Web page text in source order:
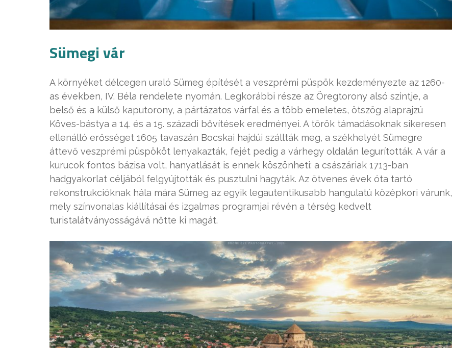
Sümegi vár
A környéket délcegen uraló Sümeg építését a veszprémi püspök kezdeményezte az 1260-
as években, IV. Béla rendelete nyomán. Legkorábbi része az Öregtorony alsó szintje, a
belső és a külső kaputorony, a pártázatos várfal és a több emeletes, ötszög alaprajzú
Köves-bástya a 14. és a 15. századi bővítések eredményei. A török támadásoknak sikeresen
ellenálló erősséget 1605 tavaszán Bocskai hajdúi szállták meg, a székhelyét Sümegre
áttevő veszprémi püspököt lenyakazták, fejét pedig a várhegy oldalán legurították. A vár a
kurucok fontos bázisa volt, hanyatlását is ennek köszönheti: a császáriak 1713-ban
hadgyakorlat céljából felgyújtották és pusztulni hagyták. Az ötvenes évek óta tartó
rekonstrukcióknak hála mára Sümeg az egyik legautentikusabb hangulatú középkori várunk,
mely színvonalas kiállításai és izgalmas programjai révén a térség kedvelt
turistalátványosságává nőtte ki magát.